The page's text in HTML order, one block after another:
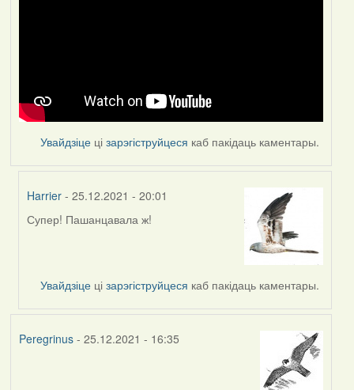
Увайдзіце цізарэгіструйцеся каб пакідаць каментары.
Harrier - 25.12.2021 - 20:01
In
Feather
Супер! Пашанцавала ж!
Увайдзіце цізарэгіструйцеся каб пакідаць каментары.
Peregrinus- 25.12.2021 - 16:35